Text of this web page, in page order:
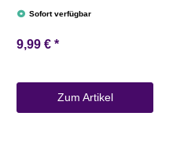
unterschiedlichen Anlässen
Hochzeits Geburtstag
Sofort verfügbar
9,99 € *
Zum Artikel